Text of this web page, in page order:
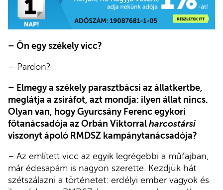
– Ön egy székely vicc?
– Pardon?
– Elmegy a székely parasztbácsi az állatkertbe,
meglátja a zsiráfot, azt mondja: ilyen állat nincs.
Olyan van, hogy Gyurcsány Ferenc egykori
főtanácsadója az Orbán Viktorral harcostársi
viszonyt ápoló RMDSZ kampánytanácsadója?
– Az említett vicc az egyik legrégebbi a műfajban,
már édesapám is nagyon szerette. Kezdjük hát
szétszálazni a történetet: erdélyi ember vagyok és